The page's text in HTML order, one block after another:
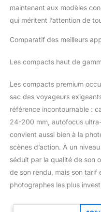
maintenant aux modèles
qui méritent l’attention de
Comparatif des meilleurs
Les compacts haut de
Les compacts premium
sac des voyageurs
référence incontournable :
24-200 mm, autofocus
convient aussi bien à la
scènes d’action. À un
séduit par la qualité de son
de son rendu, mais son tarif
photographes les plus